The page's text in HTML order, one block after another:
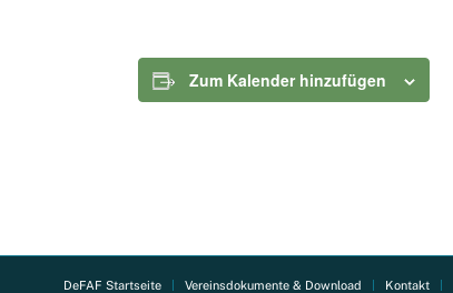
Zum Kalender hinzufügen
DeFAF Startseite Vereinsdokumente & Download Kontakt